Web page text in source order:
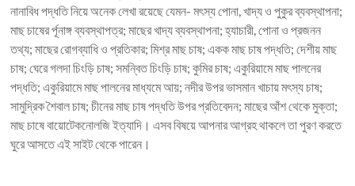
নানাবিধ পদ্ধতি নিয়ে অনেক লেখা রয়েছে যেমন- মৎস্য পোনা, খাদ্য ও পুকুর ব্যবস্থাপনা;
মাছ চাষের র্পূনাঙ্গ ব্যবস্থাপত্র; মাছের খাদ্য ব্যবস্থাপনা; হ্যাচারী, পোনা ও প্রজনন
তথ্য; মাছের রোগব্যাধি ও প্রতিকার; মিশ্র মাছ চাষ; একক মাছ চাষ পদ্ধতি; দেশীয় মাছ
চাষ; ঘেরে গলদা চিংড়ি চাষ; সমন্বিত চিংড়ি চাষ; কুমির চাষ; একুরিয়ামে মাছ পালনের
পদ্ধতি; একুরিয়ামে মাছ পালনের মাধ্যমে আয়; নদীর উপর ভাসমান খাচায় মৎস্য চাষ;
সামুদ্রিক শৈবাল চাষ; চীনের মাছ চাষ পদ্ধতি উপর প্রতিবেদন; মাছের আঁশ থেকে মুক্তা;
মাছ চাষে বায়োটেকনোলজি ইত্যাদি। এসব বিষয়ে আপনার আগ্রহ থাকলে তা পুরণ করতে
ঘুরে আসতে এই সাইট থেকে পারেন।